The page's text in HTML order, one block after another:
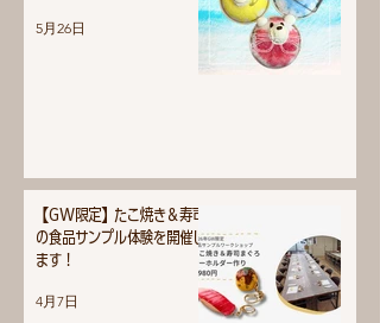
ド」作りがスタートします！
5月26日
【GW限定】たこ焼き＆寿司
の食品サンプル体験を開催し
ます！
4月7日